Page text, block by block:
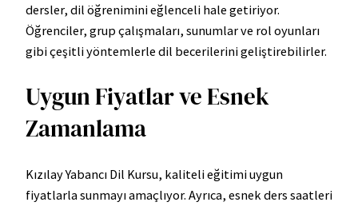
dersler, dil öğrenimini eğlenceli hale getiriyor.
Öğrenciler, grup çalışmaları, sunumlar ve rol oyunları
gibi çeşitli yöntemlerle dil becerilerini geliştirebilirler.
Uygun Fiyatlar ve Esnek
Zamanlama
Kızılay Yabancı Dil Kursu, kaliteli eğitimi uygun
fiyatlarla sunmayı amaçlıyor. Ayrıca, esnek ders saatleri